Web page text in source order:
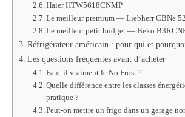
Haier HTW5618CNMP
Le meilleur premium — Liebherr CBNe
Le meilleur petit budget — Beko
Réfrigérateur américain : pour qui et
Les questions fréquentes avant d’acheter
Faut-il vraiment le No Frost ?
Quelle différence entre les classes
pratique ?
Peut-on mettre un frigo dans un garage